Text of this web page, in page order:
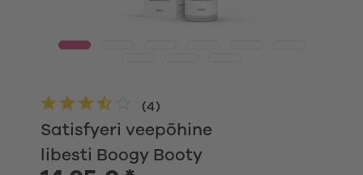
Satisfyeri veepõhine
libesti Boogy Booty
(4)